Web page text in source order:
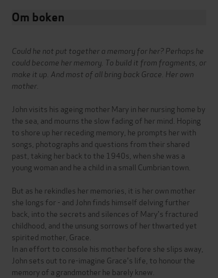
Om boken
Could he not put together a memory for her? Perhaps he
could become her memory. To build it from fragments, or
make it up. And most of all bring back Grace. Her own
mother.
John visits his ageing mother Mary in her nursing home by
the sea, and mourns the slow fading of her mind. Hoping
to shore up her receding memory, he prompts her with
songs, photographs and questions from their shared
past, taking her back to the 1940s, when she was a
young woman and he a child in a small Cumbrian town.
But as he rekindles her memories, it is her own mother
she longs for - and John finds himself delving further
back, into the secrets and silences of Mary's fractured
childhood, and the unsung sorrows of her thwarted yet
spirited mother, Grace.
In an effort to console his mother before she slips away,
John sets out to re-imagine Grace's life, to honour the
memory of a grandmother he barely knew.